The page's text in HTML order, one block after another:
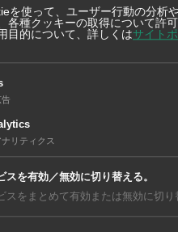
しまった。
に22日、ついにすべてを告
５カ月で流産。
を使って、ユーザー行動の分析
各種クッキーの取得について許
目的について、詳しくはサイト
告
ナリティクス
スを有効／無効に切り替える。
スをまとめて有効または無効に切り